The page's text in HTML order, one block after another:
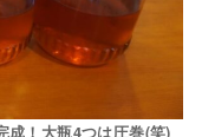
成！大瓶4つは圧巻(笑)